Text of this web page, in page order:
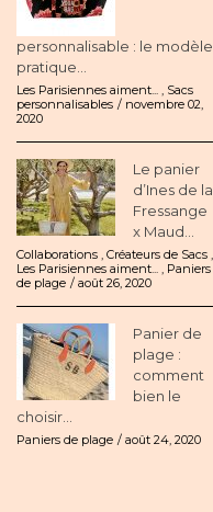
personnalisable : le modèle
pratique...
Les Parisiennes aiment...
Sacs
personnalisables
novembre 02,
2020
Le panier
d’Ines de la
Fressange
x Maud...
Collaborations Créateurs de Sacs
Les Parisiennes aiment...
Paniers
de plage
août 26, 2020
Panier de
plage :
comment
bien le
choisir...
Paniers de plage août 24, 2020